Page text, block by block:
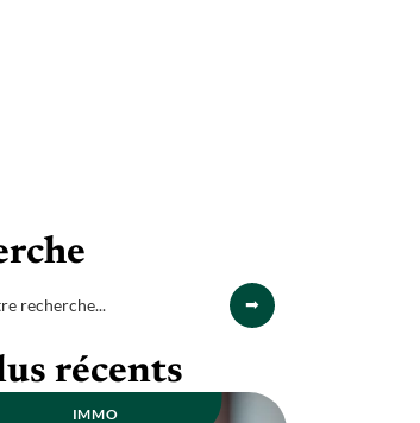
récents
IMMO